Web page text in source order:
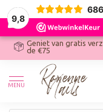
9,8
686
Geniet van gratis
de €75
MENU